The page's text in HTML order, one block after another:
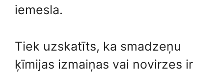
iemesla.
Tiek uzskatīts, ka smadzeņu
ķīmijas izmaiņas vai novirzes ir